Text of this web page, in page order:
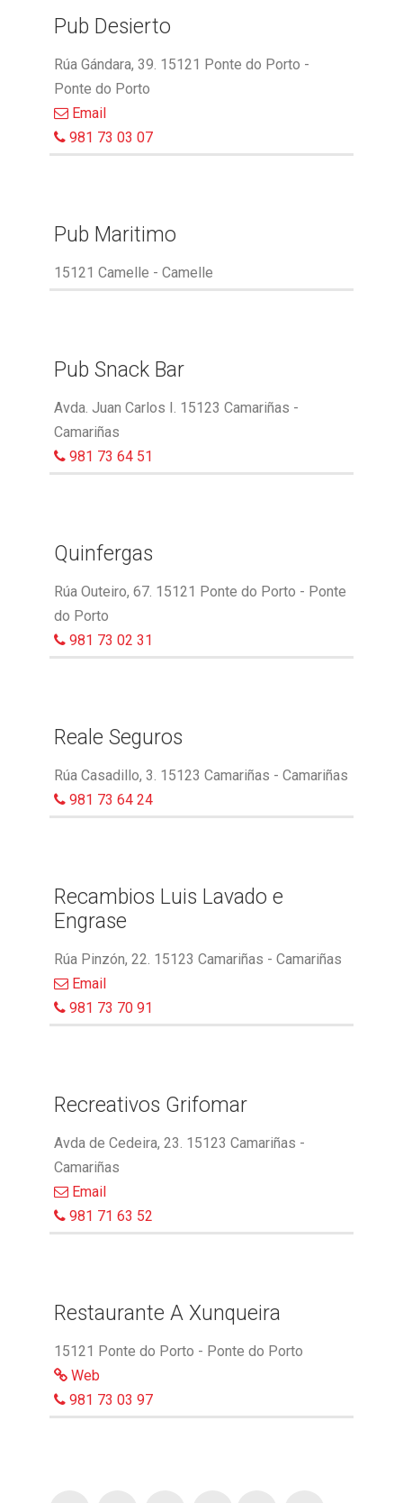
Pub Desierto
Rúa Gándara, 39. 15121 Ponte do Porto -
Ponte do Porto
Email
981 73 03 07
Pub Maritimo
15121 Camelle - Camelle
Pub Snack Bar
Avda. Juan Carlos I. 15123 Camariñas -
Camariñas
981 73 64 51
Quinfergas
Rúa Outeiro, 67. 15121 Ponte do Porto - Ponte
do Porto
981 73 02 31
Reale Seguros
Rúa Casadillo, 3. 15123 Camariñas - Camariñas
981 73 64 24
Recambios Luis Lavado e
Engrase
Rúa Pinzón, 22. 15123 Camariñas - Camariñas
Email
981 73 70 91
Recreativos Grifomar
Avda de Cedeira, 23. 15123 Camariñas -
Camariñas
Email
981 71 63 52
Restaurante A Xunqueira
15121 Ponte do Porto - Ponte do Porto
Web
981 73 03 97